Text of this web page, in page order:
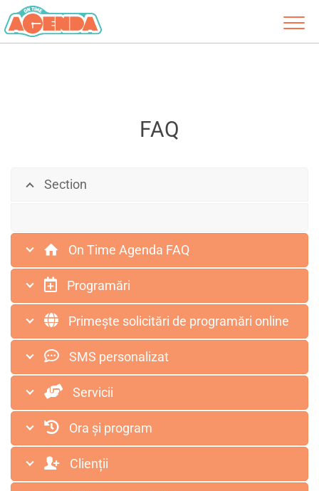
FAQ
Section
On Time Agenda FAQ
Programări
Primește solicitări de programări online
SMS personalizat
Servicii
Ora și program
Clienții